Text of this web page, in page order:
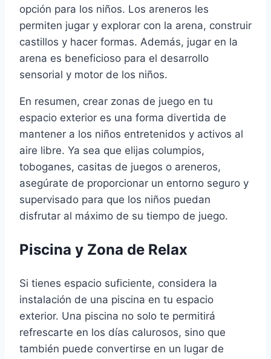
opción para los niños. Los areneros les
permiten jugar y explorar con la arena, construir
castillos y hacer formas. Además, jugar en la
arena es beneficioso para el desarrollo
sensorial y motor de los niños.
En resumen, crear zonas de juego en tu
espacio exterior es una forma divertida de
mantener a los niños entretenidos y activos al
aire libre. Ya sea que elijas columpios,
toboganes, casitas de juegos o areneros,
asegúrate de proporcionar un entorno seguro y
supervisado para que los niños puedan
disfrutar al máximo de su tiempo de juego.
Piscina y Zona de Relax
Si tienes espacio suficiente, considera la
instalación de una piscina en tu espacio
exterior. Una piscina no solo te permitirá
refrescarte en los días calurosos, sino que
también puede convertirse en un lugar de